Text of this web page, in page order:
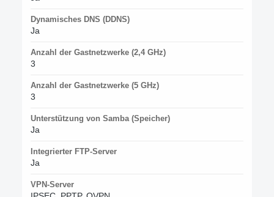
Dynamisches DNS (DDNS)
Ja
Anzahl der Gastnetzwerke (2,4 GHz)
3
Anzahl der Gastnetzwerke (5 GHz)
3
Unterstützung von Samba (Speicher)
Ja
Integrierter FTP-Server
Ja
VPN-Server